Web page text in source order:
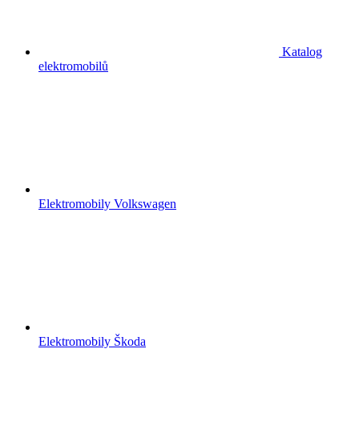
Katalog
elektromobilů
Elektromobily Volkswagen
Elektromobily Škoda